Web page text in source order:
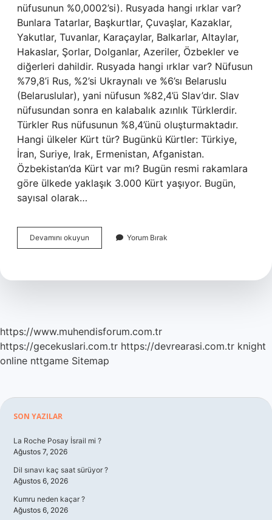
nüfusunun %0,0002’si). Rusyada hangi ırklar var?
Bunlara Tatarlar, Başkurtlar, Çuvaşlar, Kazaklar,
Yakutlar, Tuvanlar, Karaçaylar, Balkarlar, Altaylar,
Hakaslar, Şorlar, Dolganlar, Azeriler, Özbekler ve
diğerleri dahildir. Rusyada hangi ırklar var? Nüfusun
%79,8’i Rus, %2’si Ukraynalı ve %6’sı Belaruslu
(Belaruslular), yani nüfusun %82,4’ü Slav’dır. Slav
nüfusundan sonra en kalabalık azınlık Türklerdir.
Türkler Rus nüfusunun %8,4’ünü oluşturmaktadır.
Hangi ülkeler Kürt tür? Bugünkü Kürtler: Türkiye,
İran, Suriye, Irak, Ermenistan, Afganistan.
Özbekistan’da Kürt var mı? Bugün resmi rakamlara
göre ülkede yaklaşık 3.000 Kürt yaşıyor. Bugün,
sayısal olarak…
Devamını okuyun Rusyada
Kürt
Yorum Bırak
https://www.muhendisforum.com.tr
https://gecekuslari.com.tr https://devrearasi.com.tr knight
online nttgame Sitemap
Sidebar
SON YAZILAR
La Roche Posay İsrail mi ?
Ağustos 7, 2026
Dil sınavı kaç saat sürüyor ?
Ağustos 6, 2026
Kumru neden kaçar ?
Ağustos 6, 2026